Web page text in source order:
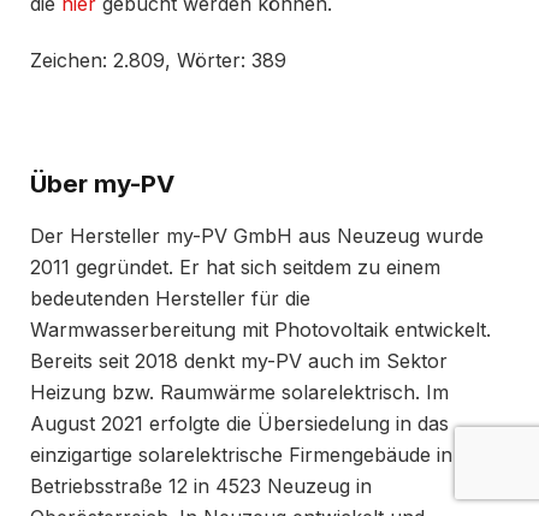
Zeichen: 2.809, Wörter: 389
Über my-PV
Der Hersteller my-PV GmbH aus Neuzeug wurde
2011 gegründet. Er hat sich seitdem zu einem
bedeutenden Hersteller für die
Warmwasserbereitung mit Photovoltaik entwickelt.
Bereits seit 2018 denkt my-PV auch im Sektor
Heizung bzw. Raumwärme solarelektrisch. Im
August 2021 erfolgte die Übersiedelung in das
einzigartige solarelektrische Firmengebäude in der
Betriebsstraße 12 in 4523 Neuzeug in